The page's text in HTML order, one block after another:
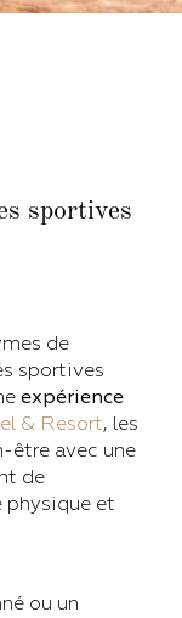
sportives
de
sportives
expérience
& Resort, les
être avec une
de
physique et
ou un